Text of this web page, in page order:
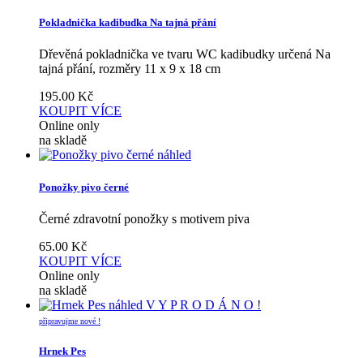
Pokladnička kadibudka Na tajná přání
Dřevěná pokladnička ve tvaru WC kadibudky určená Na
tajná přání, rozměry 11 x 9 x 18 cm
195.00 Kč
KOUPIT VÍCE
Online only
na skladě
náhled
Ponožky pivo černé
Černé zdravotní ponožky s motivem piva
65.00 Kč
KOUPIT VÍCE
Online only
na skladě
náhled V Y P R O D Á N O !
připravujme nové !
Hrnek Pes